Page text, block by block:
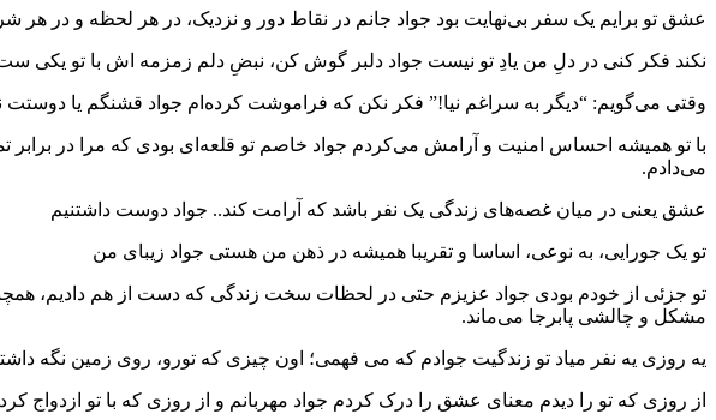
عشق تو برایم یک سفر بی‌نهایت بود جواد جانم در نقاط دور و نزدیک، در هر لحظه و در هر
نکند فکر کنی در دلِ من یادِ تو نیست جواد دلبر گوش کن، نبضِ دلم زمزمه اش با تو یکی
وقتی می‌گویم: “دیگر به سراغم نیا!” فکر نکن که فراموشت کرده‌ام جواد قشنگم یا
با تو همیشه احساس امنیت و آرامش می‌کردم جواد خاصم تو قلعه‌ای بودی که مرا در برابر
می‌دادم.
عشق یعنی در میان غصه‌های زندگی یک نفر باشد که آرامت کند.. جواد دوست داشتنیم
تو یک جورایی، به نوعی، اساسا و تقریبا همیشه در ذهن من هستی جواد زیبای من
تو جزئی از خودم بودی جواد عزیزم حتی در لحظات سخت زندگی که دست از هم دادیم،
مشکل و چالشی پابرجا می‌ماند.
یه روزی یه نفر میاد تو زندگیت جوادم که می فهمی؛ اون چیزی که تورو، روی زمین نگه
از روزی که تو را دیدم معنای عشق را درک کردم جواد مهربانم و از روزی که با تو